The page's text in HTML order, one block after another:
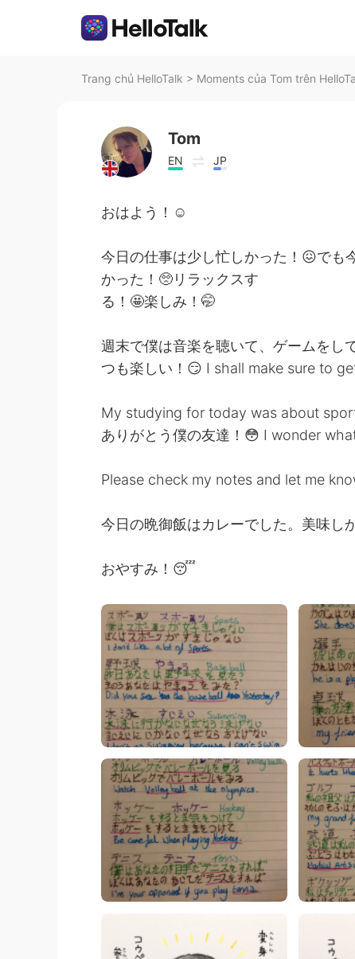
Trang chủ HelloTalk > Moments của Tom trên
Tom
EN JP
おはよう！☺️
今日の仕事は少し忙しかった！😖でも
かった！🥺リラックスす
る！🤩楽しみ！🤭
週末で僕は音楽を聴いて、ゲームをし
つも楽しい！😏 I shall make sure to
My studying for today was about
ありがとう僕の友達！😳 I wonder
Please check my notes and let me
今日の晩御飯はカレーでした。美味し
おやすみ！😴